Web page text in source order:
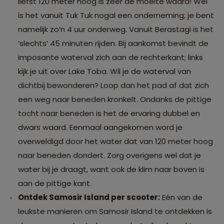
is het vanuit Tuk Tuk nogal een onderneming; je bent
namelijk zo’n 4 uur onderweg. Vanuit Berastagi is het
‘slechts’ 45 minuten rijden. Bij aankomst bevindt de
imposante waterval zich aan de rechterkant; links
kijk je uit over Lake Toba. Wil je de waterval van
dichtbij bewonderen? Loop dan het pad af dat zich
een weg naar beneden kronkelt. Ondanks de pittige
tocht naar beneden is het de ervaring dubbel en
dwars waard. Eenmaal aangekomen word je
overweldigd door het water dat van 120 meter hoog
naar beneden dondert. Zorg overigens wel dat je
water bij je draagt, want ook de klim naar boven is
aan de pittige kant.
Ontdek Samosir Island per scooter:Eén van de
leukste manieren om Samosir Island te ontdekken is